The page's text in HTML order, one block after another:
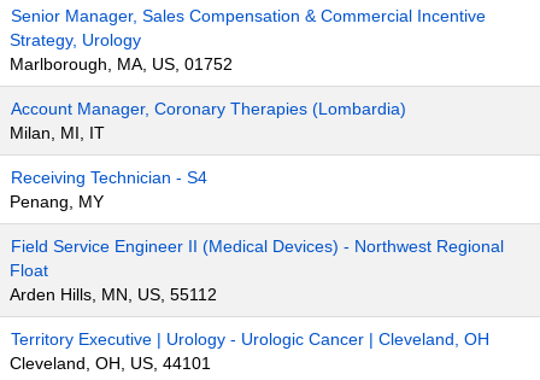
Senior Manager, Sales Compensation & Commercial Incentive
Strategy, Urology
Marlborough, MA, US, 01752
Account Manager, Coronary Therapies (Lombardia)
Milan, MI, IT
Receiving Technician - S4
Penang, MY
Field Service Engineer II (Medical Devices) - Northwest Regional
Float
Arden Hills, MN, US, 55112
Territory Executive | Urology - Urologic Cancer | Cleveland, OH
Cleveland, OH, US, 44101